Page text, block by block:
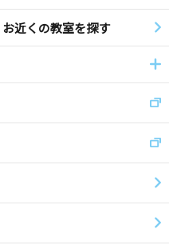
お近くの教室を探す